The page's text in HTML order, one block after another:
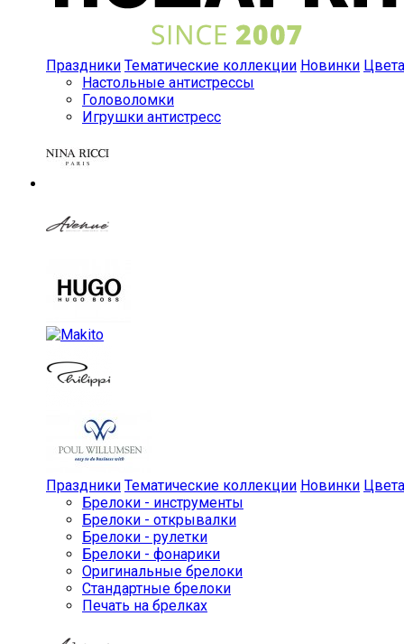
Праздники Тематические коллекции Новинки Цвета
Настольные антистрессы
Головоломки
Игрушки антистресс
Праздники Тематические коллекции Новинки Цвета
Брелоки - инструменты
Брелоки - открывалки
Брелоки - рулетки
Брелоки - фонарики
Оригинальные брелоки
Стандартные брелоки
Печать на брелках